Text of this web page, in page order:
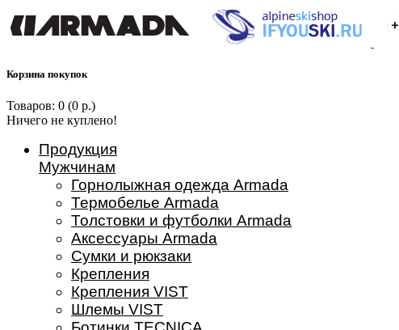
Корзина покупок
Товаров: 0 (0 р.)
Ничего не куплено!
Продукция
Мужчинам
Горнолыжная одежда Armada
Термобелье Armada
Толстовки и футболки Armada
Аксессуары Armada
Сумки и рюкзаки
Крепления
Крепления VIST
Шлемы VIST